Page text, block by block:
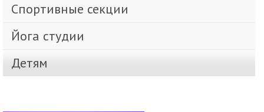
Спортивные секции
Йога студии
Детям